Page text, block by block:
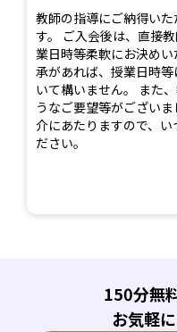
教師の指導にご納得い
す。 ご入会後は、直接
業日時等柔軟にお決め
承があれば、授業日時
いて構いません。 また
うなご要望等がござい
介にあたりますので、
ださい。
150分無
お気軽